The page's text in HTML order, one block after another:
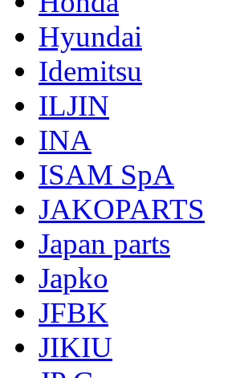
Hyundai
Idemitsu
ILJIN
INA
ISAM SpA
JAKOPARTS
Japan parts
Japko
JFBK
JIKIU